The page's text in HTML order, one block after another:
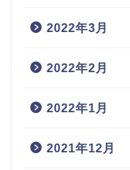
2022年3月
2022年2月
2022年1月
2021年12月